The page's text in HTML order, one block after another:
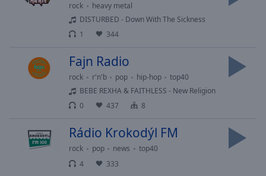
window.
rock
heavy metal
DISTURBED - Down With The Sickness
1
344
Fajn Radio
rock r'n'b pop hip-hop
top40
BEBE REXHA & FAITHLESS - New Religion
0
437 8
Rádio Krokodýl FM
rock pop news
top40
4
333